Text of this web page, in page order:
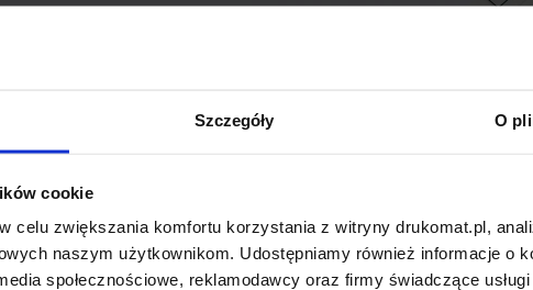
Szczegóły O
cookie
celu zwiększania komfortu korzystania z witryny drukomat.pl,
naszym użytkownikom. Udostępniamy również informacje o
społecznościowe, reklamodawcy oraz firmy świadczące